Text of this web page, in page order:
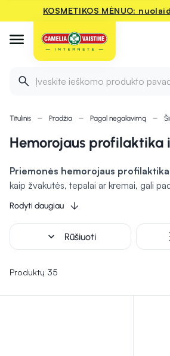
KOSMETIKOS MĖNUO:
Įveskite ieškomo produkto
Titulinis Pradžia Pagal negalavimą
Hemorojaus profilaktika
Priemonės hemorojaus
kaip žvakutės, tepalai ar kremai, gali
diskomfortą, mažinti tinimą ir skatinti
įprastai skirtos naudoti vietiškai, kad
skausmą ir dirginimą. Tepalai ar
priešuždegiminių ar raminančių
Tinkama žarnyno veikla ir asmens
Rodyti daugiau
expand_more Rūšiuoti
Produktų 35